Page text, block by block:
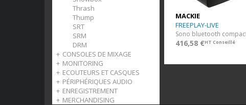
Thrash
Thump
SRT
SRM
DRM
CONSOLES DE MIXAGE
Analogiques
Numériques
MONITORING
Enceintes CR
Enceintes MR
Enceintes HR
Contrôleurs de monitoring
ECOUTEURS ET CASQUES
Casques
Ecouteurs
PÉRIPHÉRIQUES AUDIO
Testeurs
Boîtiers de Direct
ENREGISTREMENT
Interface Audio & Vidéo
MERCHANDISING
MACKIE
FREEPLAY-LIVE
416,58 €HT Conseillé